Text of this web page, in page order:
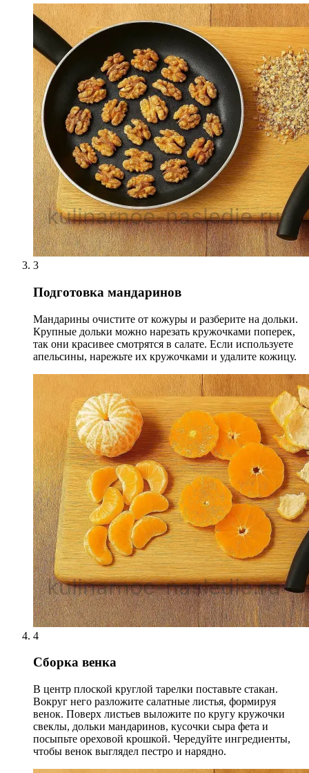
3
Подготовка мандаринов
Мандарины очистите от кожуры и разберите на дольки.
Крупные дольки можно нарезать кружочками поперек,
так они красивее смотрятся в салате. Если используете
апельсины, нарежьте их кружочками и удалите кожицу.
4
Сборка венка
В центр плоской круглой тарелки поставьте стакан.
Вокруг него разложите салатные листья, формируя
венок. Поверх листьев выложите по кругу кружочки
свеклы, дольки мандаринов, кусочки сыра фета и
посыпьте ореховой крошкой. Чередуйте ингредиенты,
чтобы венок выглядел пестро и нарядно.